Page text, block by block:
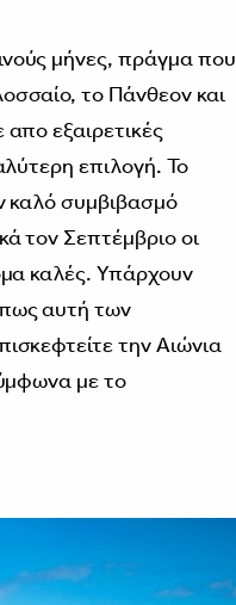
μήνες, πράγμα που
το Πάνθεον και
εξαιρετικές
επιλογή. Το
καλό συμβιβασμό
τον Σεπτέμβριο οι
καλές. Υπάρχουν
αυτή των
την Αιώνια
με το